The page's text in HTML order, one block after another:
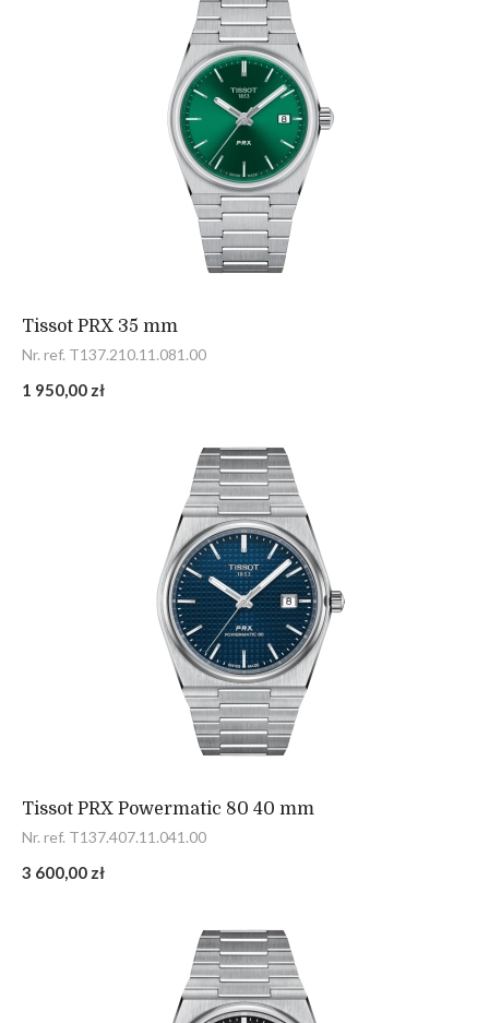
Tissot PRX 35 mm
Nr. ref. T137.210.11.081.00
1 950,00 zł
Tissot PRX Powermatic 80 40 mm
Nr. ref. T137.407.11.041.00
3 600,00 zł